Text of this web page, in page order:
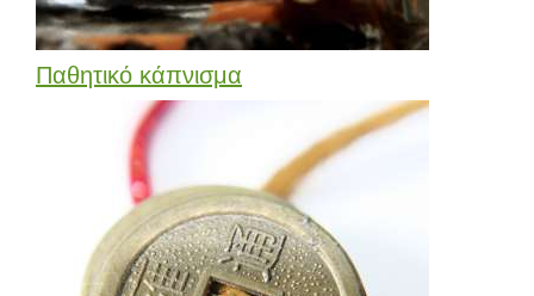
Παθητικό κάπνισμα